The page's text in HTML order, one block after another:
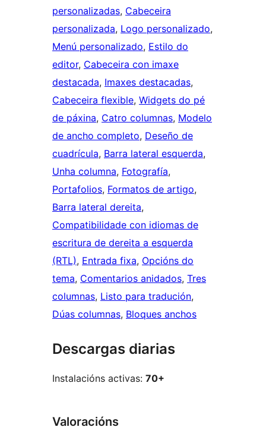
personalizadas, Cabeceira
personalizada, Logo personalizado
Menú personalizado, Estilo do
editor, Cabeceira con imaxe
destacada, Imaxes destacadas
Cabeceira flexible, Widgets do pé
de páxina, Catro columnas, Modelo
de ancho completo, Deseño de
cuadrícula, Barra lateral esquerda
Unha columna, Fotografía
Portafolios, Formatos de artigo
Barra lateral dereita
Compatibilidade con idiomas de
escritura de dereita a esquerda
(RTL), Entrada fixa, Opcións do
tema, Comentarios anidados, Tres
columnas, Listo para tradución
Dúas columnas, Bloques anchos
Descargas diarias
Instalacións activas: 70+
Valoracións